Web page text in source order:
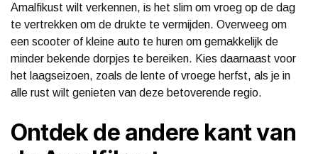
Amalfikust wilt verkennen, is het slim om vroeg op de dag
te vertrekken om de drukte te vermijden. Overweeg om
een scooter of kleine auto te huren om gemakkelijk de
minder bekende dorpjes te bereiken. Kies daarnaast voor
het laagseizoen, zoals de lente of vroege herfst, als je in
alle rust wilt genieten van deze betoverende regio.
Ontdek de andere kant van